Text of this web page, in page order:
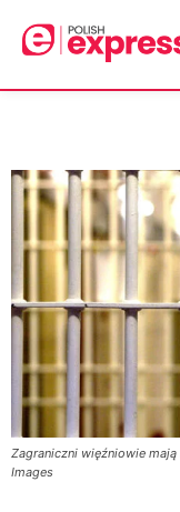
Zagraniczni więźniowie
Images